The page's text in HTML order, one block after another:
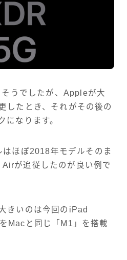
うでしたが、Appleが大
したとき、それがその後の
になります。
ほぼ2018年モデルそのま
が追従したのが良い例で
きいのは今回のiPad
Macと同じ「M1」を搭載